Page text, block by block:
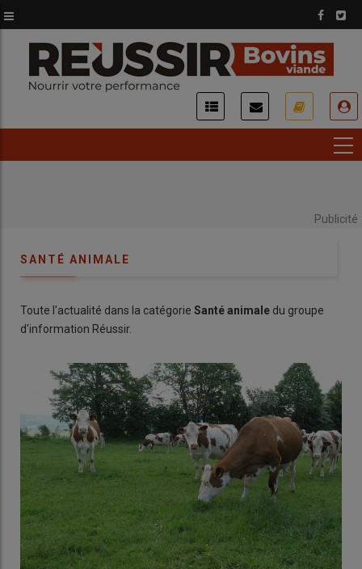
au
contenu
principal
Publicité
SANTÉ ANIMALE
Toute l'actualité dans la catégorie Santé animale du groupe
d'information Réussir.